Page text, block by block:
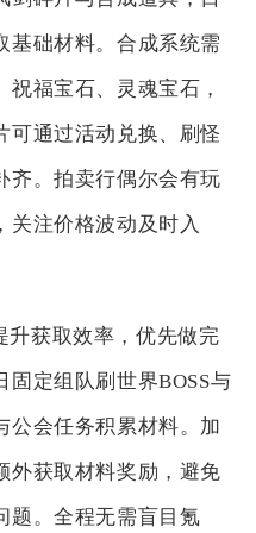
基础材料。合成系统需
福宝石、灵魂宝石，
可通过活动兑换、刷怪
齐。拍卖行偶尔会有玩
关注价格波动及时入
升获取效率，优先做完
定组队刷世界BOSS与
公会任务积累材料。加
外获取材料奖励，避免
题。全程无需盲目氪